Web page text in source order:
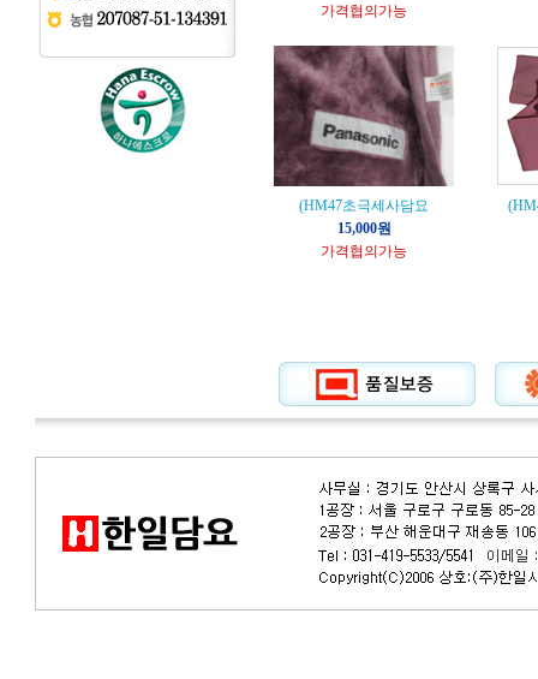
가격협의가능
(HM47초극세사담요
15,000원
가격협의가능